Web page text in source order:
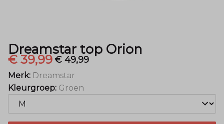
Dreamstar top Orion
€ 39,99€ 49,99
Merk: Dreamstar
Kleurgroep: Groen